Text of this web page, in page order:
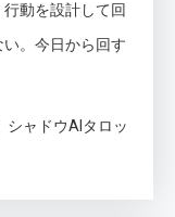
動を設計して回
。今日から回す
シャドウAIタロッ